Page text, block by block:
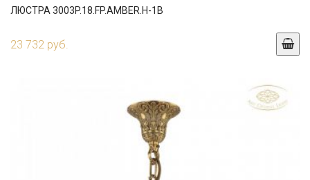
ЛЮСТРА 3003P.18.FP.AMBER.H-1B
23 732 руб.